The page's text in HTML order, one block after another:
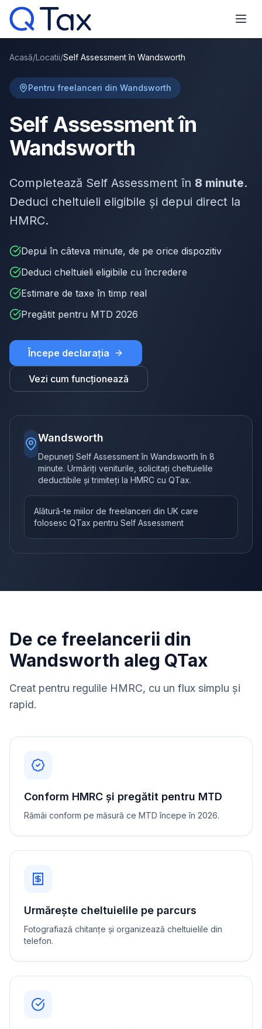
Acasă/Locatii/Self Assessment în Wandsworth
Pentru freelanceri din Wandsworth
Self Assessment în
Wandsworth
Completează Self Assessment în 8 minute.
Deduci cheltuieli eligibile și depui direct la
HMRC.
Depui în câteva minute, de pe orice dispozitiv
Deduci cheltuieli eligibile cu încredere
Estimare de taxe în timp real
Pregătit pentru MTD 2026
Începe declarația
Vezi cum funcționează
Wandsworth
Depuneți Self Assessment în Wandsworth în 8
minute. Urmăriți veniturile, solicitați cheltuielile
deductibile și trimiteți la HMRC cu QTax.
Alătură-te miilor de freelanceri din UK care
folosesc QTax pentru Self Assessment
De ce freelancerii din
Wandsworth aleg QTax
Creat pentru regulile HMRC, cu un flux simplu și
rapid.
Conform HMRC și pregătit pentru MTD
Rămâi conform pe măsură ce MTD începe în 2026.
Urmărește cheltuielile pe parcurs
Fotografiază chitanțe și organizează cheltuielile din
telefon.